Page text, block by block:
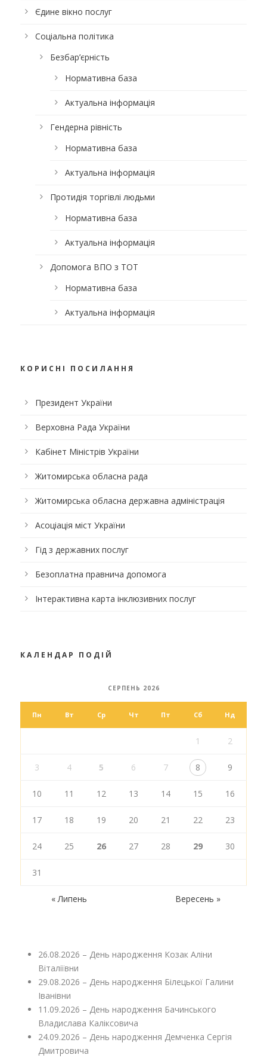
Єдине вікно послуг
Соціальна політика
Безбар’єрність
Нормативна база
Актуальна інформація
Гендерна рівність
Нормативна база
Актуальна інформація
Протидія торгівлі людьми
Нормативна база
Актуальна інформація
Допомога ВПО з ТОТ
Нормативна база
Актуальна інформація
КОРИСНІ ПОСИЛАННЯ
Президент України
Верховна Рада України
Кабінет Міністрів України
Житомирська обласна рада
Житомирська обласна державна адміністрація
Асоціація міст України
Гід з державних послуг
Безоплатна правнича допомога
Інтерактивна карта інклюзивних послуг
КАЛЕНДАР ПОДІЙ
СЕРПЕНЬ 2026
Пн Вт Ср Чт Пт Сб Нд
1 2
3 4 5 6 7 8 9
10 11 12 13 14 15 16
17 18 19 20 21 22 23
24 25 26 27 28 29 30
31
« Липень Вересень »
26.08.2026 – День народження Козак Аліни
Віталіївни
29.08.2026 – День народження Білецької Галини
Іванівни
11.09.2026 – День народження Бачинського
Владислава Каліксовича
24.09.2026 – День народження Демченка Сергія
Дмитровича